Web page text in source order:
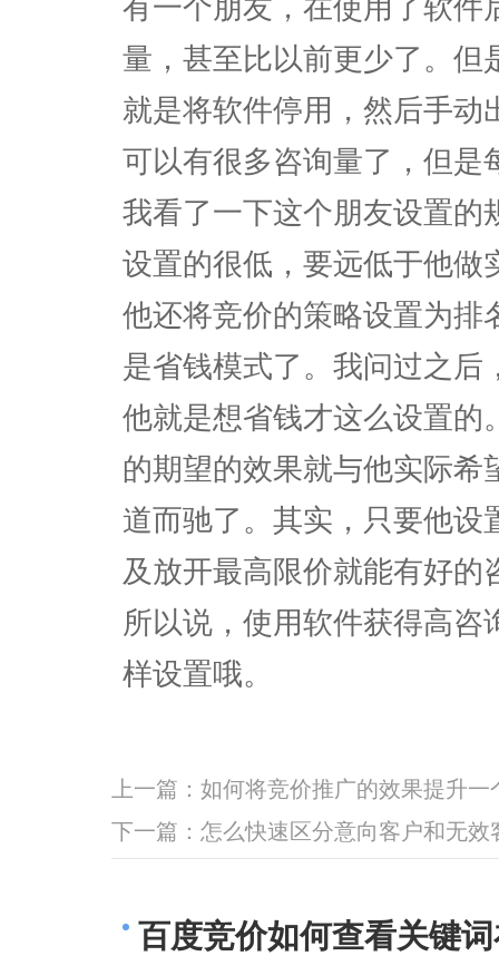
有一个朋友，在使用了软件
量，甚至比以前更少了。但
就是将软件停用，然后手动
可以有很多咨询量了，但是
我看了一下这个朋友设置的
设置的很低，要远低于他做
他还将竞价的策略设置为排
是省钱模式了。我问过之后
他就是想省钱才这么设置的
的期望的效果就与他实际
道而驰了。其实，只要他设
及放开最高限价就能有好的
所以说，使用软件获得高
样设置哦。
上一篇： 如何将竞价推广的效果提升一
下一篇： 怎么快速区分意向客户和无效
百度竞价如何查看关键